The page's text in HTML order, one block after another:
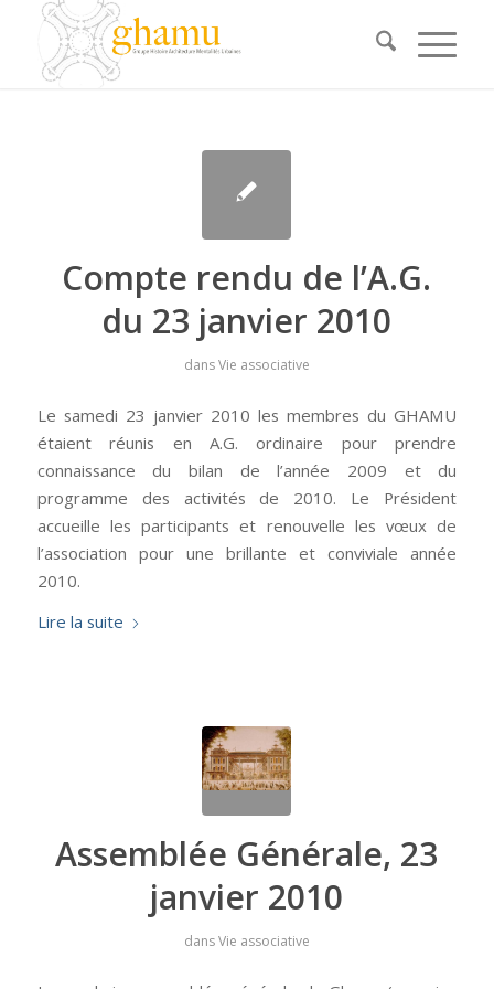
Compte rendu de l’A.G.
du 23 janvier 2010
dansVie associative
Le samedi 23 janvier 2010 les membres du GHAMU
étaient réunis en A.G. ordinaire pour prendre
connaissance du bilan de l’année 2009 et du
programme des activités de 2010. Le Président
accueille les participants et renouvelle les vœux de
l’association pour une brillante et conviviale année
2010.
Lire la suite
Assemblée Générale, 23
janvier 2010
dansVie associative